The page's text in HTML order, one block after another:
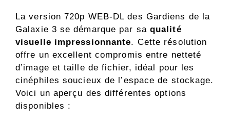
La version 720p WEB-DL des Gardiens de la
Galaxie 3 se démarque par sa qualité
visuelle impressionnante. Cette résolution
offre un excellent compromis entre netteté
d’image et taille de fichier, idéal pour les
cinéphiles soucieux de l’espace de stockage.
Voici un aperçu des différentes options
disponibles :